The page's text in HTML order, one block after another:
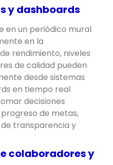
y dashboards
en un periódico mural
en la
rendimiento, niveles
de calidad pueden
desde sistemas
en tiempo real
decisiones
de metas,
transparencia y
colaboradores y